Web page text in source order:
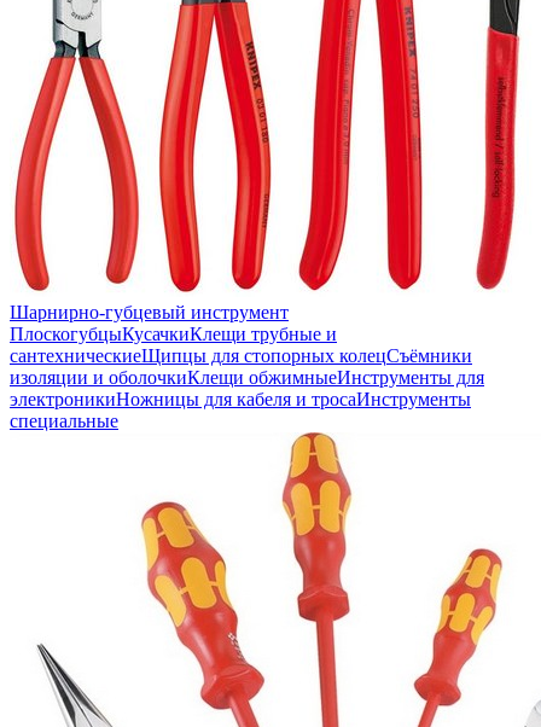
Шарнирно-губцевый инструмент
ПлоскогубцыКусачкиКлещи трубные и
сантехническиеЩипцы для стопорных колецСъёмники
изоляции и оболочкиКлещи обжимныеИнструменты для
электроникиНожницы для кабеля и тросаИнструменты
специальные